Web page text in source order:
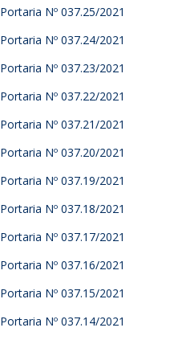
Portaria Nº 037.25/2021
Portaria Nº 037.24/2021
Portaria Nº 037.23/2021
Portaria Nº 037.22/2021
Portaria Nº 037.21/2021
Portaria Nº 037.20/2021
Portaria Nº 037.19/2021
Portaria Nº 037.18/2021
Portaria Nº 037.17/2021
Portaria Nº 037.16/2021
Portaria Nº 037.15/2021
Portaria Nº 037.14/2021